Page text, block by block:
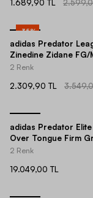
1.689,90 TL
-35%
adidas Predator
Zinedine Zidane FG/
Ground Low-Top
2 Renk
2.309,90 TL
adidas Predator
Over Tongue Firm
Erkek Krampon
2 Renk
19.049,00 TL